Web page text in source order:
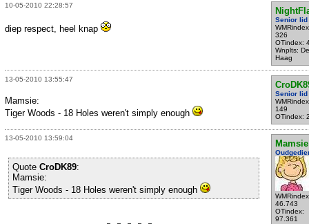
10-05-2010 22:28:57
Senior lid
326
OTindex:
Wnplts:
Haag
diep respect, heel knap
13-05-2010 13:55:47
Senior lid
149
OTindex:
Mamsie:
Tiger Woods - 18 Holes weren't simply enough
13-05-2010 13:59:04
Mamsie
46.743
OTindex:
97.361
Quote CroDK89:
Mamsie:
Tiger Woods - 18 Holes weren't simply enough